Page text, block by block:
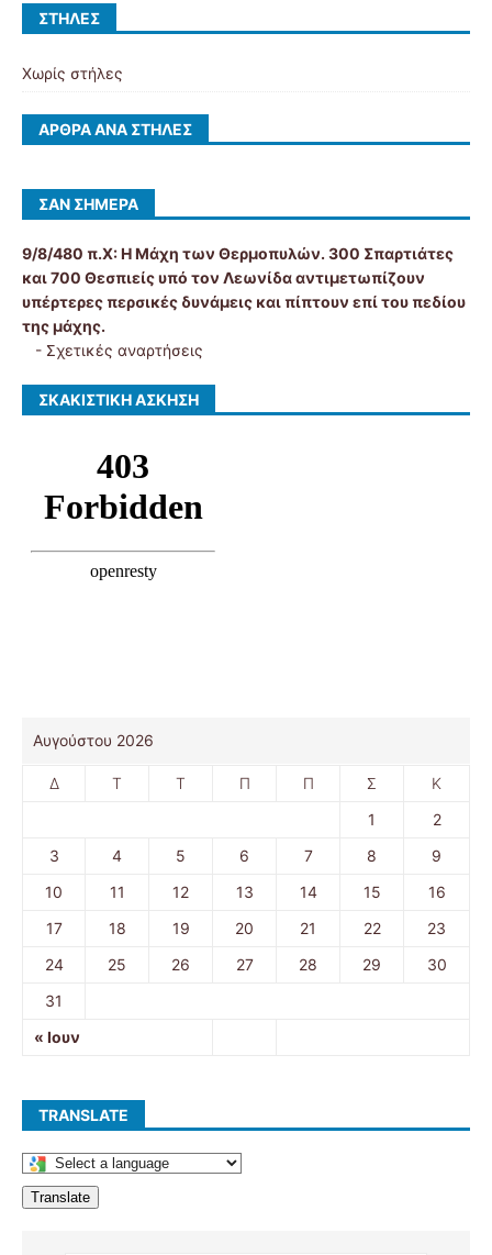
ΣΤΉΛΕΣ
Χωρίς στήλες
ΆΡΘΡΑ ΑΝΆ ΣΤΉΛΕΣ
ΣΑΝ ΣΉΜΕΡΑ
9/8/480 π.Χ:Η Μάχη των Θερμοπυλών. 300 Σπαρτιάτες
και 700 Θεσπιείς υπό τον Λεωνίδα αντιμετωπίζουν
υπέρτερες περσικές δυνάμεις και πίπτουν επί του πεδίου
της μάχης.
- Σχετικές αναρτήσεις
ΣΚΑΚΙΣΤΙΚΉ ΆΣΚΗΣΗ
Αυγούστου 2026
Δ Τ Τ Π Π Σ Κ
« Ιουν
1
2
3
4 5 6 7 8
9
10
11 12 13 14 15
16
17
18 19 20 21 22
23
24
25 26 27 28 29
30
31
TRANSLATE
Translate